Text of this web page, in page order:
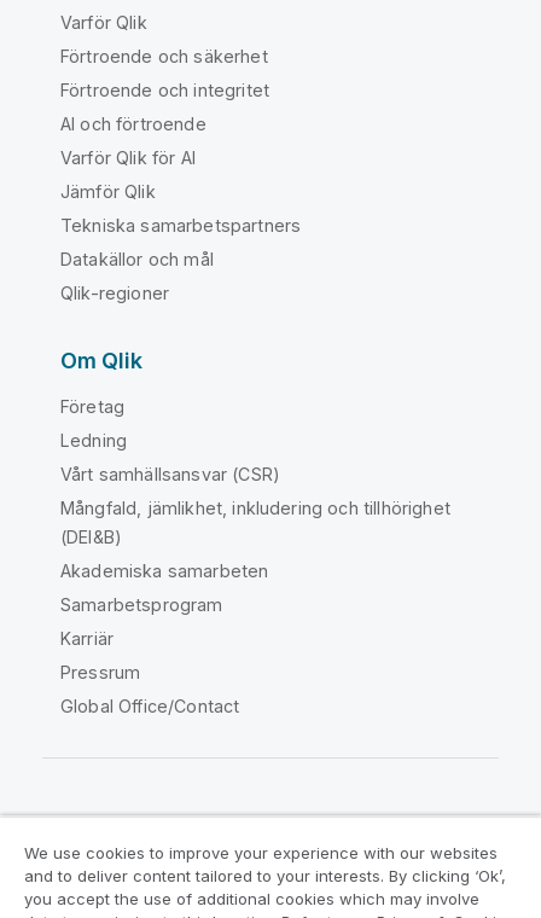
Varför Qlik
Förtroende och säkerhet
Förtroende och integritet
AI och förtroende
Varför Qlik för AI
Jämför Qlik
Tekniska samarbetspartners
Datakällor och mål
Qlik-regioner
Om Qlik
Företag
Ledning
Vårt samhällsansvar (CSR)
Mångfald, jämlikhet, inkludering och tillhörighet
(DEI&B)
Akademiska samarbeten
Samarbetsprogram
Karriär
Pressrum
Global Office/Contact
Juridiska avtal Produktvillkor
We use cookies to improve your experience with our websites
and to deliver content tailored to your interests. By clicking ‘Ok’,
you accept the use of additional cookies which may involve